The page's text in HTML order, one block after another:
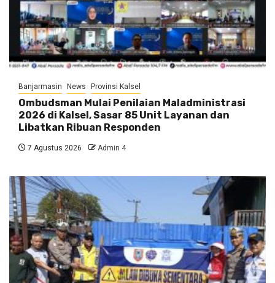
Banjarmasin News Provinsi Kalsel
Ombudsman Mulai Penilaian Maladministrasi
2026 di Kalsel, Sasar 85 Unit Layanan dan
Libatkan Ribuan Responden
7 Agustus 2026 Admin 4